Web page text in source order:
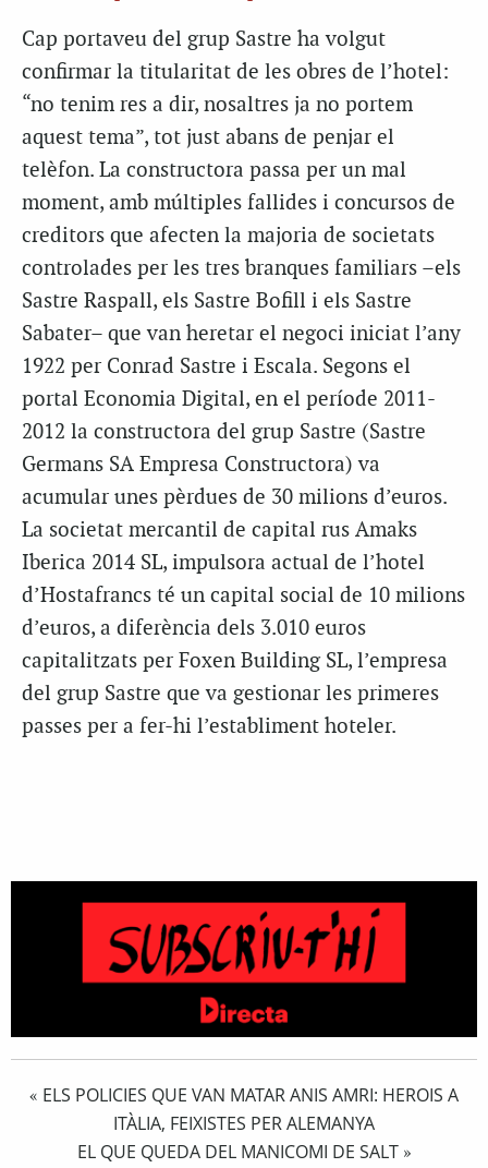
Cap portaveu del grup Sastre ha volgut
confirmar la titularitat de les obres de l’hotel:
“no tenim res a dir, nosaltres ja no portem
aquest tema”, tot just abans de penjar el
telèfon. La constructora passa per un mal
moment, amb múltiples fallides i concursos de
creditors que afecten la majoria de societats
controlades per les tres branques familiars –els
Sastre Raspall, els Sastre Bofill i els Sastre
Sabater– que van heretar el negoci iniciat l’any
1922 per Conrad Sastre i Escala. Segons el
portal Economia Digital, en el període 2011-
2012 la constructora del grup Sastre (Sastre
Germans SA Empresa Constructora) va
acumular unes pèrdues de 30 milions d’euros.
La societat mercantil de capital rus Amaks
Iberica 2014 SL, impulsora actual de l’hotel
d’Hostafrancs té un capital social de 10 milions
d’euros, a diferència dels 3.010 euros
capitalitzats per Foxen Building SL, l’empresa
del grup Sastre que va gestionar les primeres
passes per a fer-hi l’establiment hoteler.
« ELS POLICIES QUE VAN MATAR ANIS AMRI: HEROIS A
ITÀLIA, FEIXISTES PER ALEMANYA
EL QUE QUEDA DEL MANICOMI DE SALT»